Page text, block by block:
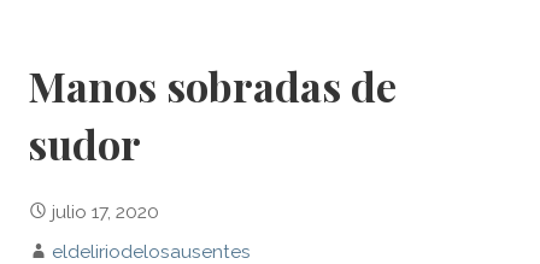
Manos sobradas de
sudor
julio 17, 2020
eldeliriodelosausentes